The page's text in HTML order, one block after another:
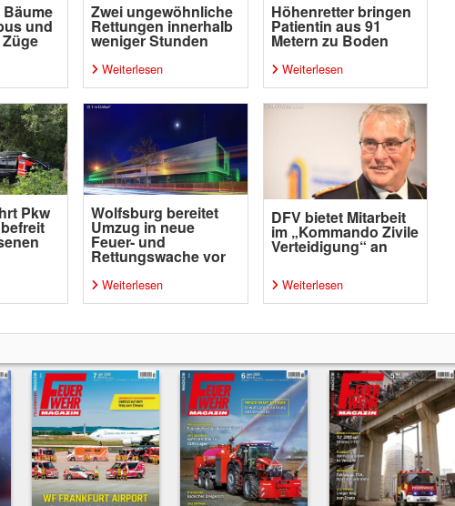
und
Zwei ungewöhnliche
Rettungen innerhalb
weniger Stunden
Weiterlesen
Höhenretter bringen
Patientin aus 91
Metern zu Boden
Weiterlesen
Pkw Wolfsburg bereitet
Umzug in neue
Feuer- und
Rettungswache vor
Weiterlesen
DFV bietet Mitarbeit
im „Kommando Zivile
Verteidigung“ an
Weiterlesen